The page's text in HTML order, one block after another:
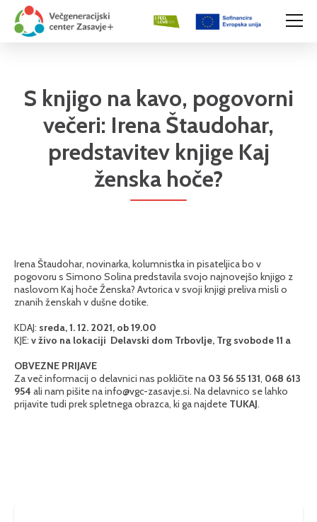
S knjigo na kavo, pogovorni
večeri: Irena Štaudohar,
predstavitev knjige Kaj
ženska hoče?
Irena Štaudohar, novinarka, kolumnistka in pisateljica bo v
pogovoru s Simono Solina predstavila svojo najnovejšo knjigo z
naslovom Kaj hoče Ženska? Avtorica v svoji knjigi preliva misli o
znanih ženskah v dušne dotike.
KDAJ: sreda, 1. 12. 2021, ob 19.00
KJE: v živo na lokaciji Delavski dom Trbovlje, Trg svobode 11 a
OBVEZNE PRIJAVE
Za več informacij o delavnici nas pokličite na 03 56 55 131, 068 613
954 ali nam pišite nainfo@vgc-zasavje.si. Na delavnico se lahko
prijavite tudi prek spletnega obrazca, ki ga najdete TUKAJ.